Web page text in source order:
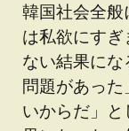
韓国社会全般
は私欲にすぎ
ない結果に
問題があっ
いからだ」